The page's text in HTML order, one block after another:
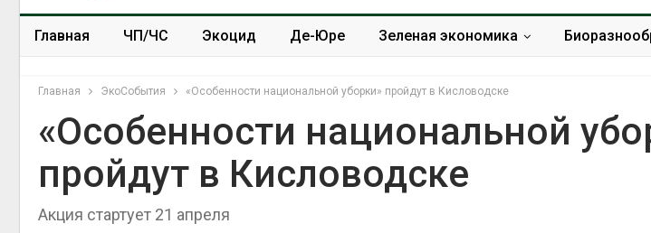
Главная ЧП/ЧС Экоцид Де-Юре Зеленая экономика
Главная ЭкоСобытия «Особенности национальной уборки» пройдут в Кисловодске
«Особенности национальной
пройдут в Кисловодске
Акция стартует 21 апреля
Названы ведущие
экологические НКО